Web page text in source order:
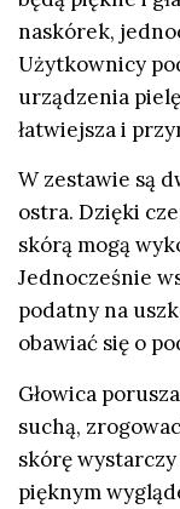
naskórek,
Użytkownicy
urządzenia
łatwiejsza i
W zestawie są
ostra. Dzięki
skórą mogą
Jednocześnie
podatny na
obawiać się o
Głowica
suchą,
skórę wystarczy
pięknym